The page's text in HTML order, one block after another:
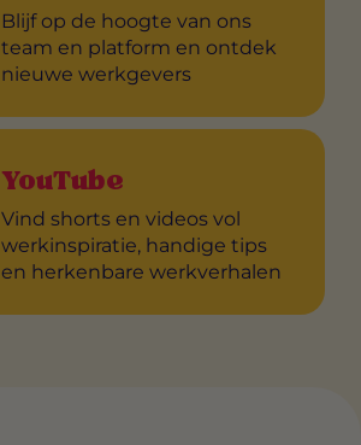
Blijf op de hoogte van ons
team en platform en ontdek
nieuwe werkgevers
YouTube
Vind shorts en videos vol
werkinspiratie, handige tips
en herkenbare werkverhalen